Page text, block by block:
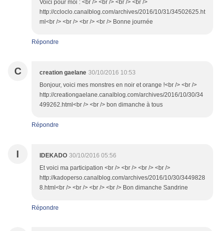
Voici pour moi : <br /> <br /> <br /> <br />
http://ccloclo.canalblog.com/archives/2016/10/31/34502625.ht
ml<br /> <br /> <br /> <br /> Bonne journée
Répondre
C creation gaelane 30/10/2016 10:53
Bonjour, voici mes monstres en noir et orange !<br /> <br />
http://creationgaelane.canalblog.com/archives/2016/10/30/34
499262.html<br /> <br /> bon dimanche à tous
Répondre
I IDEKADO 30/10/2016 05:56
Et voici ma participation <br /> <br /> <br /> <br />
http://kadoperso.canalblog.com/archives/2016/10/30/3449828
8.html<br /> <br /> <br /> <br /> Bon dimanche Sandrine
Répondre